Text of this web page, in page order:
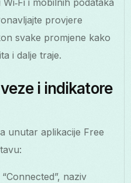
provjere
svake promjene kako
i dalje traje.
i indikatore
unutar aplikacije Free
naziv